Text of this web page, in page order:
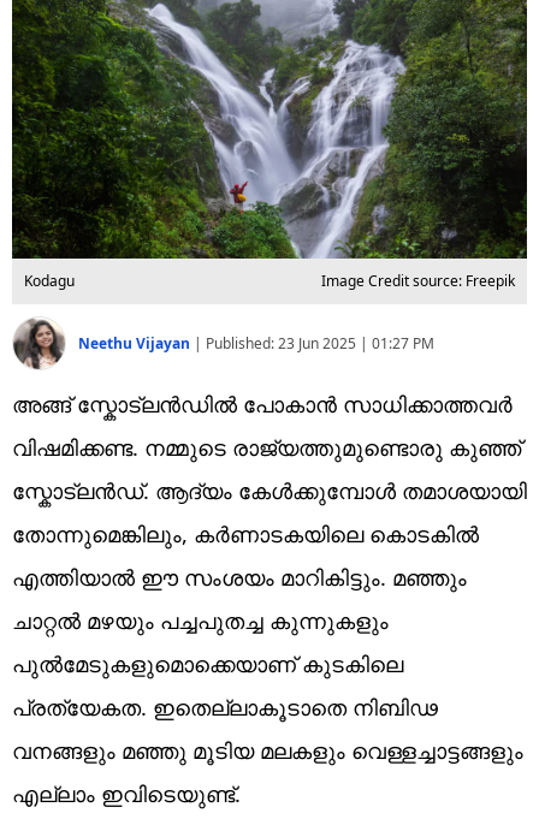
Kodagu Image Credit source: Freepik
Neethu Vijayan | Published:23 Jun 2025 | 01:27 PM
അങ്ങ് സ്കോട്ലൻഡിൽ പോകാൻ സാധിക്കാത്തവർ
വിഷമിക്കണ്ട. നമ്മുടെ രാജ്യത്തുമുണ്ടൊരു കുഞ്ഞ്
സ്കോട്ലൻഡ്. ആദ്യം കേൾക്കുമ്പോൾ തമാശയായി
തോന്നുമെങ്കിലും, കർണാടകയിലെ കൊടകിൽ
എത്തിയാൽ ഈ സംശയം മാറികിട്ടും. മഞ്ഞും
ചാറ്റൽ മഴയും പച്ചപുതച്ച കുന്നുകളും
പുൽമേടുകളുമൊക്കെയാണ് കുടകിലെ
പ്രത്യേകത. ഇതെല്ലാകൂടാതെ നിബിഢ
വനങ്ങളും മഞ്ഞു മൂടിയ മലകളും വെള്ളച്ചാട്ടങ്ങളും
എല്ലാം ഇവിടെയുണ്ട്.